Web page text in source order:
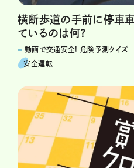
横断歩道の手前に停車
ているのは何?
動画で交通安全! 危険予測クイズ
安全運転